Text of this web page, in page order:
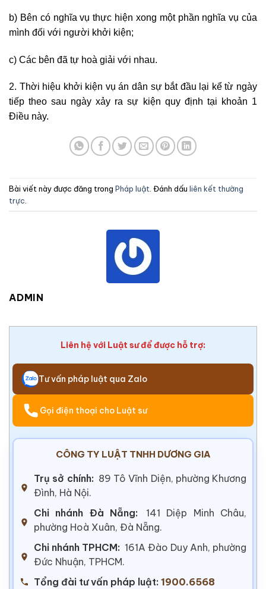
b) Bên có nghĩa vụ thực hiện xong một phần nghĩa vụ của
mình đối với người khởi kiện;
c) Các bên đã tự hoà giải với nhau.
2. Thời hiệu khởi kiện vụ án dân sự bắt đầu lại kể từ ngày
tiếp theo sau ngày xảy ra sự kiện quy định tại khoản 1
Điều này.
Bài viết này được đăng trong Pháp luật . Đánh dấu liên kết thường
trực
ADMIN
Liên hệ với Luật sư để được hỗ trợ:
Tư vấn pháp luật qua Zalo
Gọi điện thoại cho Luật sư
CÔNG TY LUẬT TNHH DƯƠNG GIA
Trụ sở chính: 89 Tô Vĩnh Diện, phường Khương
Đình, Hà Nội.
Chi nhánh Đà Nẵng:
141 Diệp Minh Châu,
phường Hoà Xuân, Đà Nẵng.
Chi nhánh TPHCM: 161A Đào Duy Anh, phường
Đức Nhuận, TPHCM.
Tổng đài tư vấn pháp luật: 1900.6568